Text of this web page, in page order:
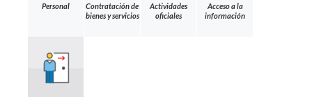
Personal
Contratación de
bienes y servicios
Actividades
oficiales
Acceso a la
información